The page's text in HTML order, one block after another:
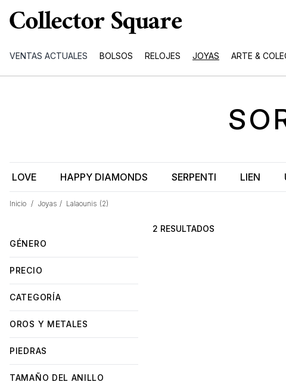
VENTAS ACTUALES BOLSOS RELOJES JOYAS ARTE &
Inicio / Joyas / Lalaounis (2)
LOVE HAPPY DIAMONDS SERPENTI LIEN
2 RESULTADOS
GÉNERO
PRECIO
CATEGORÍA
OROS Y METALES
PIEDRAS
TAMAÑO DEL ANILLO